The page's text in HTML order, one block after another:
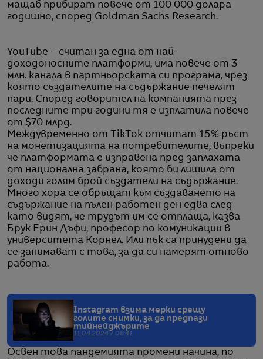
мащаб прибират повече от 100 000 долара
годишно, според Goldman Sachs Research.
YouTube – считан за една от най-
доходоносните платформи, има повече от 3
млн. канала в партньорската си програма, чрез
която създателите на съдържание печелят
пари. Според говорител на компанията през
последните три години тя е изплатила повече
от $70 млрд.
Междувременно от TikTok отчитат 15% ръст
на монетизацията на потребителите, въпреки
че платформата е изправена пред заплахата
от национална забрана, която би лишила от
доходи голям брой създатели на съдържание.
Много хора се обръщат към създаването на
съдържание на пълен работен ден едва след
като видят, че трудът им се отплаща, казва
Брук Ерин Дъфи, професор по комуникации в
университета Корнел. Или пък са принудени да
се занимават с това, за да си намерят отново
работа.
Instagram взима мерки срещу
голите снимки, за да предпази
тийнейджърите
11.04.2024 / 08:41
Освен това пандемията промени начина, по